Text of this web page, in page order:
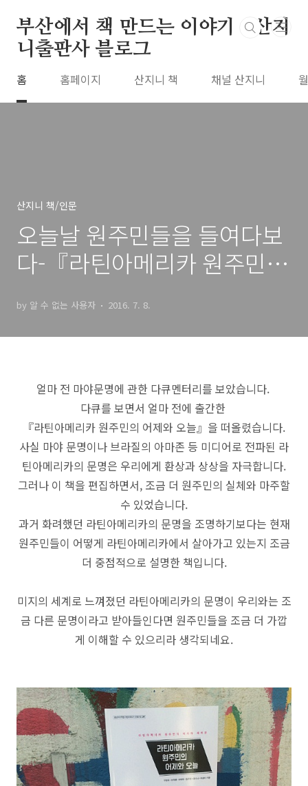
부산에서 책 만드는 이야기 : 산지
니출판사 블로그
홈 홈페이지 산지니 책 채널 산지니
산지니 책/인문
오늘날 원주민들을 들여다보
다-『라틴아메리카 원주민의
by 알 수 없는 사용자 2016. 7. 8.
얼마 전 마야문명에 관한 다큐멘터리를 보았습니다.
다큐를 보면서 얼마 전에 출간한
『라틴아메리카 원주민의 어제와 오늘』을 떠올렸습니다.
사실 마야 문명이나 브라질의 아마존 등 미디어로 전파된 라
틴아메리카의 문명은 우리에게 환상과 상상을 자극합니다.
그러나 이 책을 편집하면서, 조금 더 원주민의 실체와 마주할
수 있었습니다.
과거 화려했던 라틴아메리카의 문명을 조명하기보다는 현재
원주민들이 어떻게 라틴아메리카에서 살아가고 있는지 조금
더 중점적으로 설명한 책입니다.
미지의 세계로 느껴졌던 라틴아메리카의 문명이 우리와는 조
금 다른 문명이라고 받아들인다면 원주민들을 조금 더 가깝
게 이해할 수 있으리라 생각되네요.